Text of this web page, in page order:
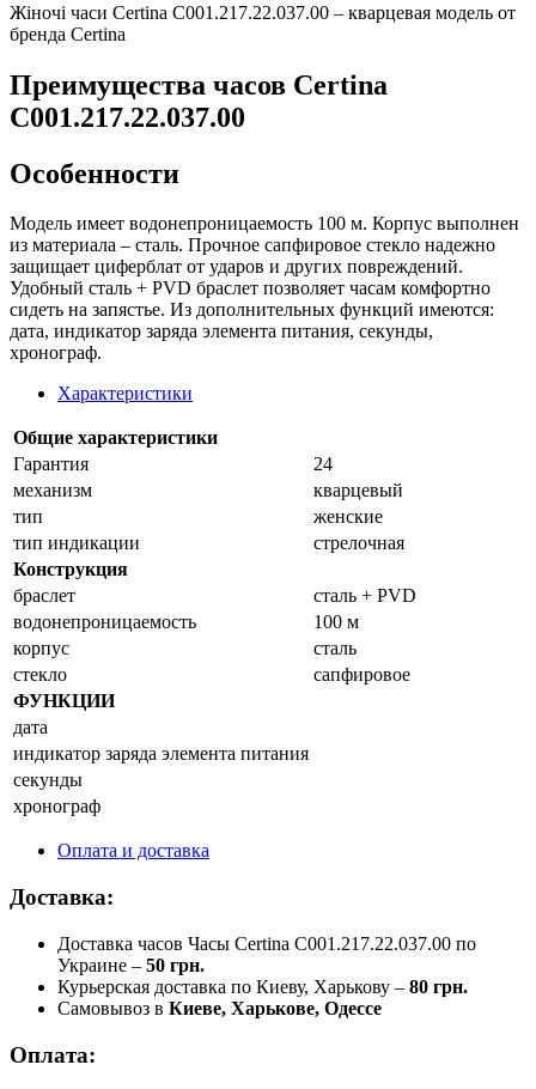
Жiночi часи Certina C001.217.22.037.00 – кварцевая модель от
бренда Certina
Преимущества часов Certina
C001.217.22.037.00
Особенности
Модель имеет водонепроницаемость 100 м. Корпус выполнен
из материала – сталь. Прочное сапфировое стекло надежно
защищает циферблат от ударов и других повреждений.
Удобный сталь + PVD браслет позволяет часам комфортно
сидеть на запястье. Из дополнительных функций имеются:
дата, индикатор зарядa элемента питания, секунды,
хронограф.
Характеристики
Общие характеристики
Гарантия
24
механизм
кварцевый
тип
женские
тип индикации
стрелочная
Конструкция
браслет
сталь + PVD
водонепроницаемость
100 м
корпус
сталь
стекло
сапфировое
ФУНКЦИИ
дата
индикатор зарядa элемента питания
секунды
хронограф
Оплата и доставка
Доставка:
Доставка часов Часы Certina C001.217.22.037.00 по
Украине – 50 грн.
Курьерская доставка по Киеву, Харькову – 80 грн.
Самовывоз в Киеве, Харькове, Одессе
Оплата: